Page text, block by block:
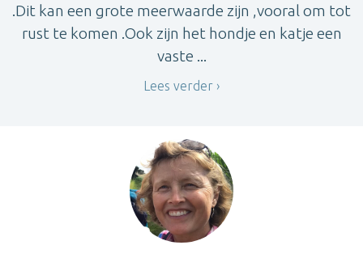
.Dit kan een grote meerwaarde zijn ,vooral om tot
rust te komen .Ook zijn het hondje en katje een
vaste ...
Lees verder